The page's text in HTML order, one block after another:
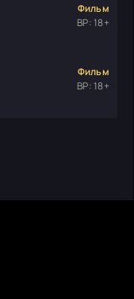
Фильм
ВР: 18+
Фильм
ВР: 18+